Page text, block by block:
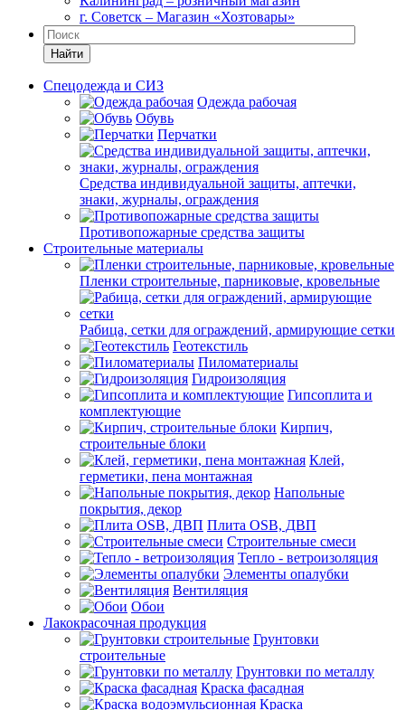
г. Советск – Магазин «Хозтовары»
Найти
Спецодежда и СИЗ
Одежда рабочая
Обувь
Перчатки
Средства индивидуальной защиты, аптечки,
знаки, журналы, ограждения
Противопожарные средства защиты
Строительные материалы
Пленки строительные, парниковые, кровельные
Рабица, сетки для ограждений, армирующие сетки
Геотекстиль
Пиломатериалы
Гидроизоляция
Гипсоплита и
комплектующие
Кирпич,
строительные блоки
Клей,
герметики, пена монтажная
Напольные
покрытия, декор
Плита OSB, ДВП
Строительные смеси
Тепло - ветроизоляция
Элементы опалубки
Вентиляция
Обои
Лакокрасочная продукция
Грунтовки
строительные
Грунтовки по металлу
Краска фасадная
Краска